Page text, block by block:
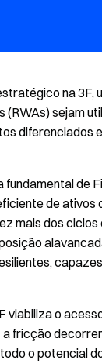
na 3F,
(RWAs) sejam
diferenciados e
de
de ativos
mais dos ciclos
viabiliza o
a fricção
o potencial